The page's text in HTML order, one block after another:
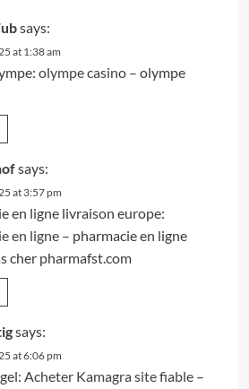
says:
at 1:38 am
olympe casino– olympe
says:
at 3:57 pm
en ligne livraison europe:
en ligne– pharmacie en ligne
cher pharmafst.com
says:
at 6:06 pm
Acheter Kamagra site fiable–